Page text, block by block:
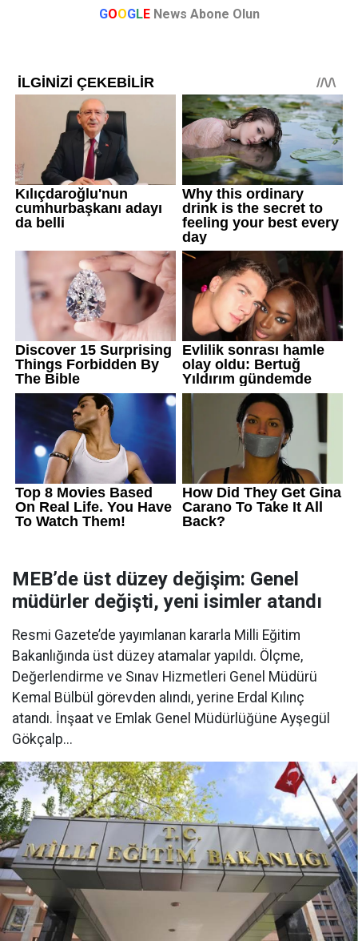
GOOGLE News Abone Olun
MEB’de üst düzey değişim: Genel
müdürler değişti, yeni isimler atandı
Resmi Gazete’de yayımlanan kararla Milli Eğitim
Bakanlığında üst düzey atamalar yapıldı. Ölçme,
Değerlendirme ve Sınav Hizmetleri Genel Müdürü
Kemal Bülbül görevden alındı, yerine Erdal Kılınç
atandı. İnşaat ve Emlak Genel Müdürlüğüne Ayşegül
Gökçalp...